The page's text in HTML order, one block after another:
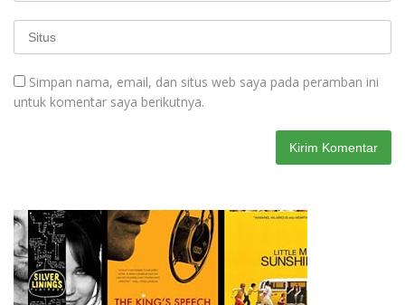
Simpan nama, email, dan situs web saya pada peramban ini
untuk komentar saya berikutnya.